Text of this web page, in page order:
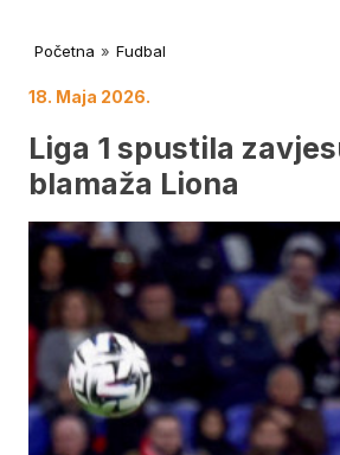
Početna » Fudbal
18. Maja 2026.
Liga 1 spustila
blamaža Liona